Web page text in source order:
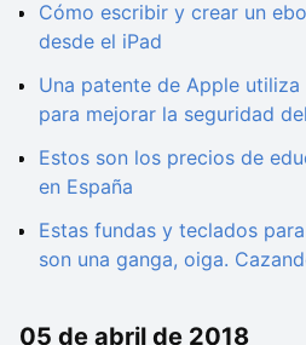
Cómo escribir y crear un
desde el iPad
Una patente de Apple
para mejorar la seguridad
Estos son los precios de
en España
Estas fundas y teclados
son una ganga, oiga.
05 de abril de 2018